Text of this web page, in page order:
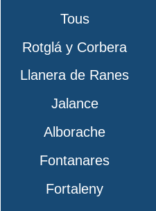
Tous
Rotglá y Corbera
Llanera de Ranes
Jalance
Alborache
Fontanares
Fortaleny